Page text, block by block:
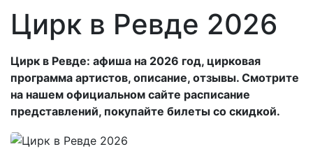
Цирк в Ревде 2026
Цирк в Ревде: афиша на 2026 год, цирковая
программа артистов, описание, отзывы. Смотрите
на нашем официальном сайте расписание
представлений, покупайте билеты со скидкой.